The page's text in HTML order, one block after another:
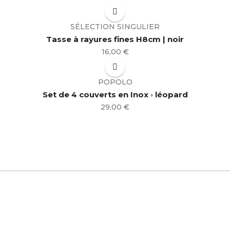
SÉLECTION SINGULIER
Tasse à rayures fines H8cm | noir
Prix
16,00 €
POPOLO
Set de 4 couverts en Inox ◦ léopard
Prix
29,00 €